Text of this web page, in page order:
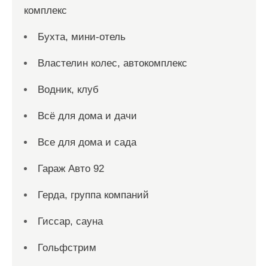
комплекс
Бухта, мини-отель
Властелин колес, автокомплекс
Водник, клуб
Всё для дома и дачи
Все для дома и сада
Гараж Авто 92
Герда, группа компаний
Гиссар, сауна
Гольфстрим